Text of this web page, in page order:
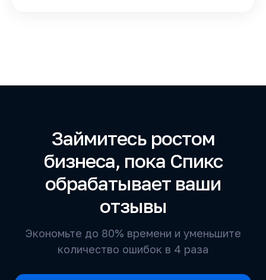
Займитесь ростом
бизнеса, пока Спикс
обрабатывает ваши
отзывы
Экономьте до 80% времени и уменьшите
количество ошибок в 4 раза